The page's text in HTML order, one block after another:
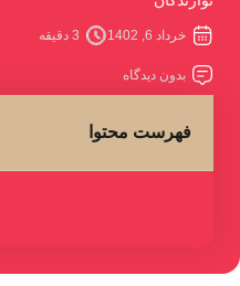
خرداد 6, 1402 3 دقیقه
بدون دیدگاه
فهرست محتوا